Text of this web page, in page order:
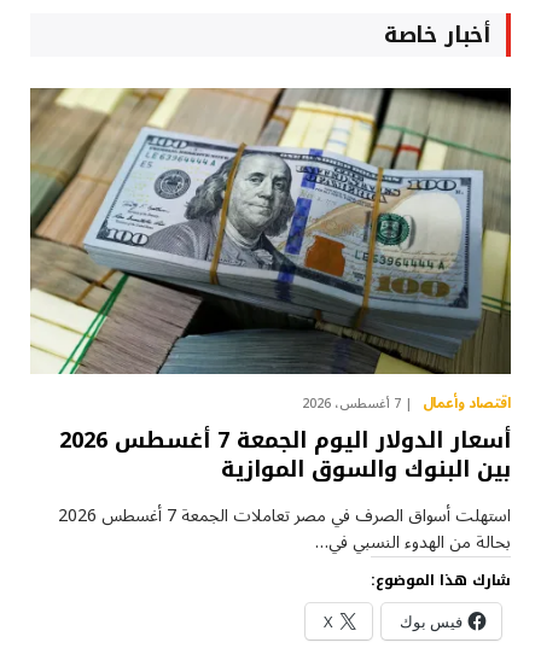
أخبار خاصة
اقتصاد وأعمال 7 أغسطس، 2026
أسعار الدولار اليوم الجمعة 7 أغسطس 2026
بين البنوك والسوق الموازية
استهلت أسواق الصرف في مصر تعاملات الجمعة 7 أغسطس 2026
بحالة من الهدوء النسبي في…
شارك هذا الموضوع:
فيس بوك X